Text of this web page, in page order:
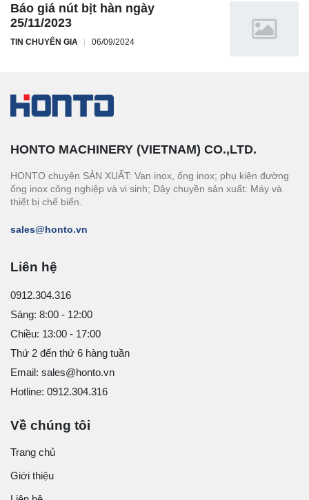
Báo giá nút bịt hàn ngày
25/11/2023
TIN CHUYÊN GIA 06/09/2024
HONTO MACHINERY (VIETNAM) CO.,LTD.
HONTO chuyên SẢN XUẤT: Van inox, ống inox; phụ kiện đường
ống inox công nghiệp và vi sinh; Dây chuyền sản xuất: Máy và
thiết bị chế biến.
sales@honto.vn
Liên hệ
0912.304.316
Sáng: 8:00 - 12:00
Chiều: 13:00 - 17:00
Thứ 2 đến thứ 6 hàng tuần
Email: sales@honto.vn
Hotline: 0912.304.316
Về chúng tôi
Trang chủ
Giới thiệu